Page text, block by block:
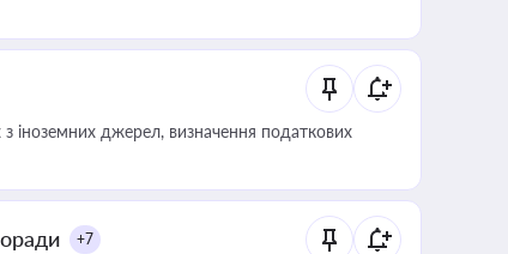
іноземних джерел, визначення податкових
+7